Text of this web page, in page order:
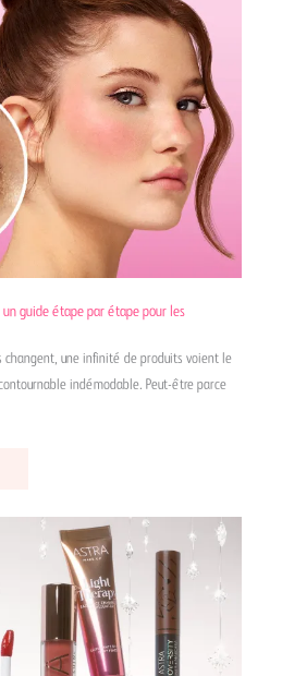
guide étape par étape pour les
changent, une infinité de produits voient le
indémodable. Peut-être parce